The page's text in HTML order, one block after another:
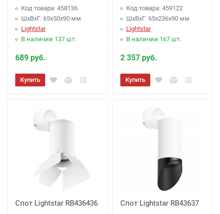
Код товара: 458136
ШхВхГ: 65x50x90 мм
Lightstar
В наличии 137 шт.
689 руб.
Купить
Код товара: 459122
ШхВхГ: 65x236x90 мм
Lightstar
В наличии 167 шт.
2 357 руб.
Купить
Спот Lightstar RB436436 Спот Lightstar RB43637